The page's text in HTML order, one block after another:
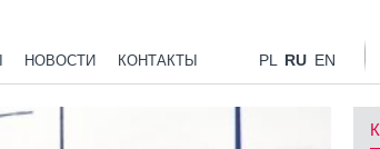
НОВОСТИ КОНТАКТЫ PL RU EN